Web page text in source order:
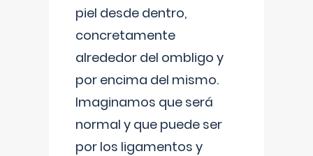
piel desde dentro,
concretamente
alrededor del ombligo y
por encima del mismo.
Imaginamos que será
normal y que puede ser
por los ligamentos y